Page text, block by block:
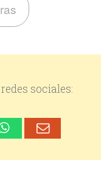
sociales: